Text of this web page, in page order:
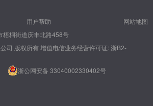
用户帮助
网站地图
梧桐街道庆丰北路458号
司 版权所有增值电信业务经营许可证: 浙B2-
浙公网安备 33040002330402号